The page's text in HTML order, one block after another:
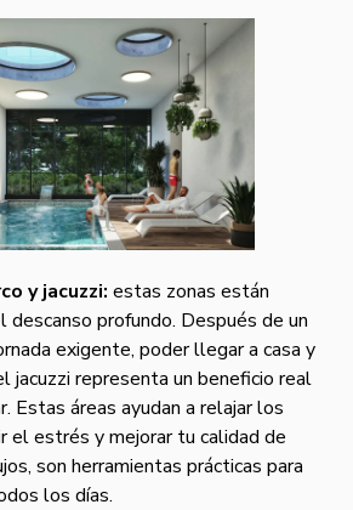
y jacuzzi: estas zonas están
descanso profundo. Después de un
exigente, poder llegar a casa y
jacuzzi representa un beneficio real
Estas áreas ayudan a relajar los
el estrés y mejorar tu calidad de
son herramientas prácticas para
los días.